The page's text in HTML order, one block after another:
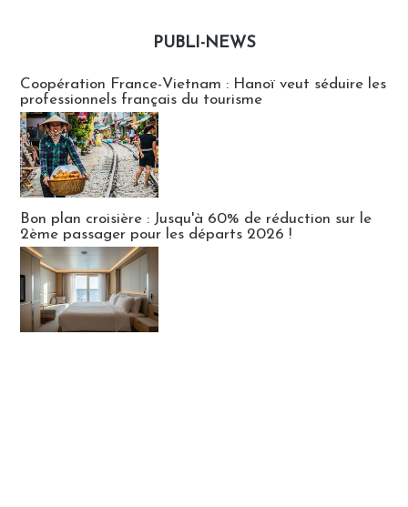
PUBLI-NEWS
Coopération France-Vietnam : Hanoï veut séduire les
professionnels français du tourisme
Bon plan croisière : Jusqu'à 60% de réduction sur le
2ème passager pour les départs 2026 !